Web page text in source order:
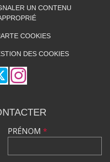
UN CONTENU
COOKIES
DES COOKIES
PRÉNOM *